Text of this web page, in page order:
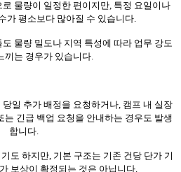
물량이 일정한 편이지만, 특정 요일이나
가 평소보다 많아질 수 있습니다.
물량 밀도나 지역 특성에 따라 업무 강도
끼는 경우가 있습니다.
일 추가 배정을 요청하거나, 캠프 내 실장
는 긴급 백업 요청을 안내하는 경우도 발생
합니다.
도 하지만, 기본 구조는 기존 건당 단가 기
보상이 확정되는 것은 아닙니다.